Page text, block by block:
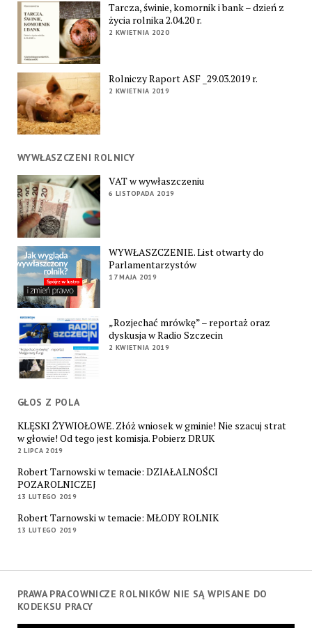
Tarcza, świnie, komornik i bank – dzień z
życia rolnika 2.04.20 r.
2 KWIETNIA 2020
Rolniczy Raport ASF _29.03.2019 r.
2 KWIETNIA 2019
WYWŁASZCZENI ROLNICY
VAT w wywłaszczeniu
6 LISTOPADA 2019
WYWŁASZCZENIE. List otwarty do
Parlamentarzystów
17 MAJA 2019
„Rozjechać mrówkę” – reportaż oraz
dyskusja w Radio Szczecin
2 KWIETNIA 2019
GŁOS Z POLA
KLĘSKI ŻYWIOŁOWE. Złóż wniosek w gminie! Nie szacuj strat
w głowie! Od tego jest komisja. Pobierz DRUK
2 LIPCA 2019
Robert Tarnowski w temacie: DZIAŁALNOŚCI
POZAROLNICZEJ
13 LUTEGO 2019
Robert Tarnowski w temacie: MŁODY ROLNIK
13 LUTEGO 2019
PRAWA PRACOWNICZE ROLNIKÓW NIE SĄ WPISANE DO
KODEKSU PRACY